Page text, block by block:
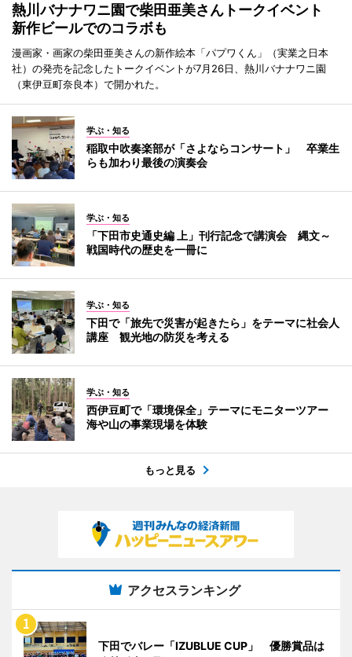
熱川バナナワニ園で柴田亜美さんトークイベント
新作ビールでのコラボも
漫画家・画家の柴田亜美さんの新作絵本「パプワくん」（実業之日本
社）の発売を記念したトークイベントが7月26日、熱川バナナワニ園
（東伊豆町奈良本）で開かれた。
学ぶ・知る
稲取中吹奏楽部が「さよならコンサート」 卒業生
らも加わり最後の演奏会
学ぶ・知る
「下田市史通史編 上」刊行記念で講演会 縄文～
戦国時代の歴史を一冊に
学ぶ・知る
下田で「旅先で災害が起きたら」をテーマに社会人
講座 観光地の防災を考える
学ぶ・知る
西伊豆町で「環境保全」テーマにモニターツアー
海や山の事業現場を体験
もっと見る
アクセスランキング
下田でバレー「IZUBLUE CUP」 優勝賞品は